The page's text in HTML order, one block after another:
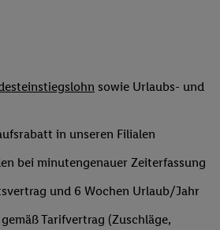
sowie Urlaubs- und
in unseren Filialen
bei minutengenauer Zeiterfassung
und 6 Wochen Urlaub/Jahr
Tarifvertrag (Zuschläge,